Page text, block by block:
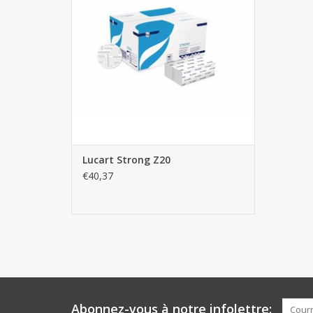
Lucart Strong Z20
€40,37
Abonnez-vous à notre infolettre: